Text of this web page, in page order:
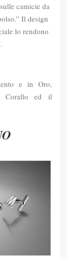
camicie da
Il design
lo rendono
e in Oro,
Corallo ed il